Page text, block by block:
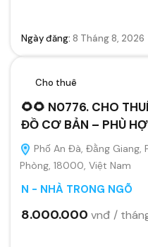
Ngày đăng: 8 Tháng 8, 2026
Cho thuê
🌻🌻 N0776. CHO
ĐỒ CƠ BẢN – PHÙ
Phố An Đà, Đằng Giang,
Phòng, 18000, Việt Nam
N - NHÀ TRONG NGÕ
8.000.000 vnđ /